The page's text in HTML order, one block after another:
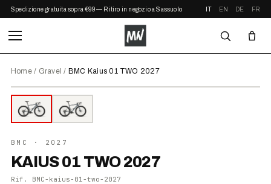
Spedizione gratuita sopra €99 — Ritiro in negozio a Sassuolo IT EN DE FR
Home/ Gravel / BMC Kaius 01 TWO 2027
2027 DISPONIBILE
BMC · 2027
KAIUS 01 TWO 2027
Rif. BMC-kaius-01-two-2027